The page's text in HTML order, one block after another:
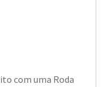
com uma Roda